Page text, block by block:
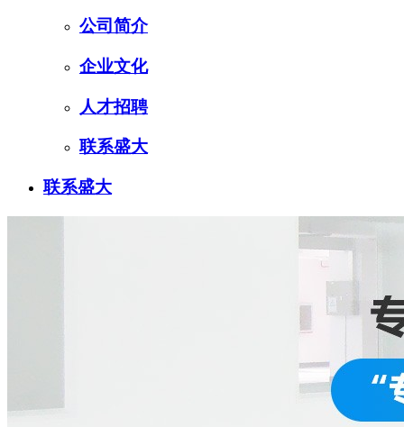
公司简介
企业文化
人才招聘
联系盛大
联系盛大